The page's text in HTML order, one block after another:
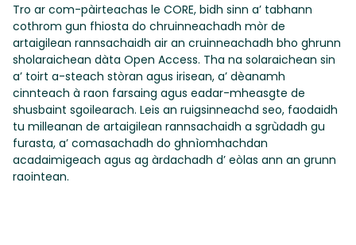
Tro ar com-pàirteachas le CORE, bidh sinn a’ tabhann
cothrom gun fhiosta do chruinneachadh mòr de
artaigilean rannsachaidh air an cruinneachadh bho ghrunn
sholaraichean dàta Open Access. Tha na solaraichean sin
a’ toirt a-steach stòran agus irisean, a’ dèanamh
cinnteach à raon farsaing agus eadar-mheasgte de
shusbaint sgoilearach. Leis an ruigsinneachd seo, faodaidh
tu milleanan de artaigilean rannsachaidh a sgrùdadh gu
furasta, a’ comasachadh do ghnìomhachdan
acadaimigeach agus ag àrdachadh d’ eòlas ann an grunn
raointean.